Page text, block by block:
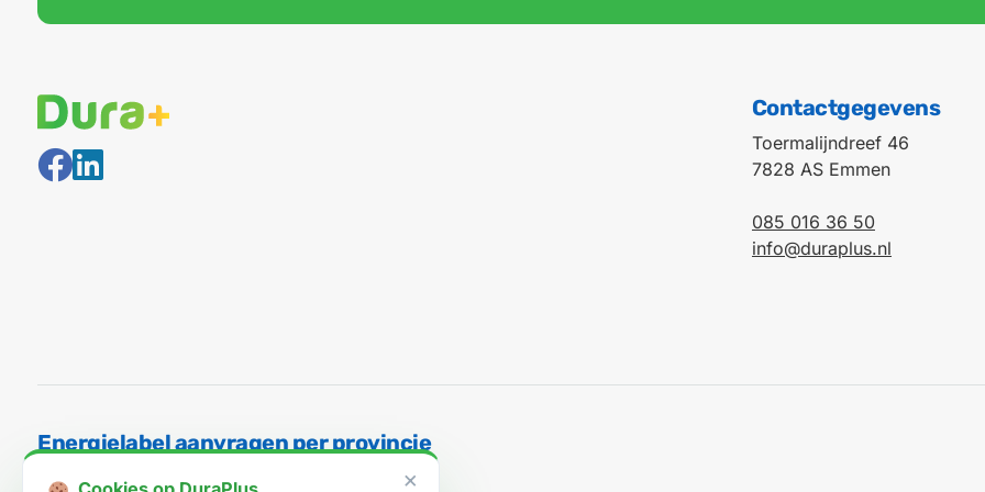
Contactgegevens
Toermalijndreef 46
7828 AS Emmen
085 016 36 50
info@duraplus.nl
Energielabel aanvragen per provincie
×